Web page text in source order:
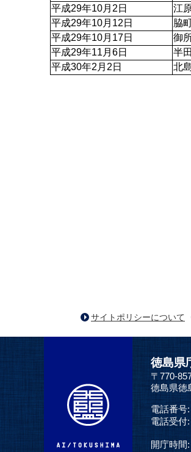
平成29年10月2日
江
平成29年10月12日
脇
平成29年10月17日
御
平成29年11月6日
半
平成30年2月2日
北
サイトポリシーについて
徳島県
〒770-
徳島県徳
電話番号:
電話受付:
開庁時間: